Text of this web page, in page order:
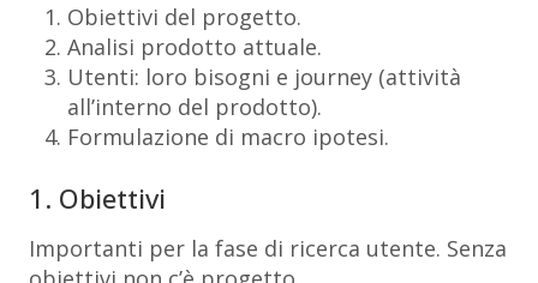
Obiettivi del progetto.
Analisi prodotto attuale.
Utenti: loro bisogni e journey (attività
all’interno del prodotto).
Formulazione di macro ipotesi.
1. Obiettivi
Importanti per la fase di ricerca utente. Senza